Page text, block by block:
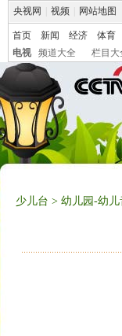
央视网 视频 网站地图
首页 新闻 经济 体育
电视
频道大全 栏目大
少儿台 > 幼儿园-幼儿